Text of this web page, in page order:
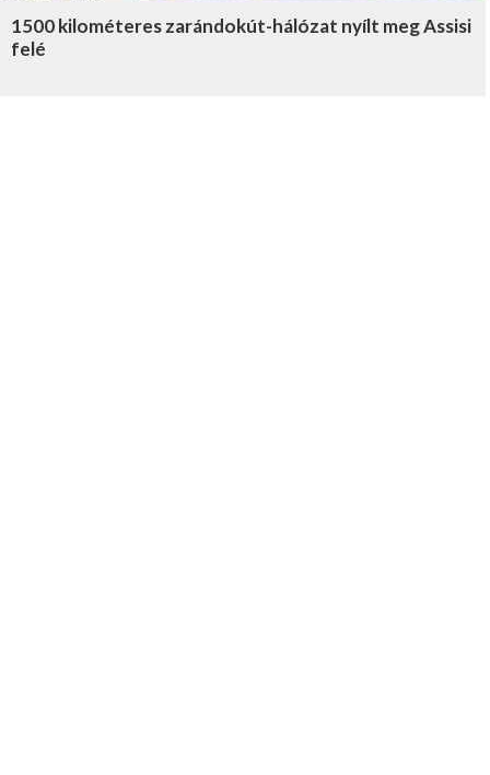
1500 kilométeres zarándokút-hálózat nyílt meg Assisi
felé